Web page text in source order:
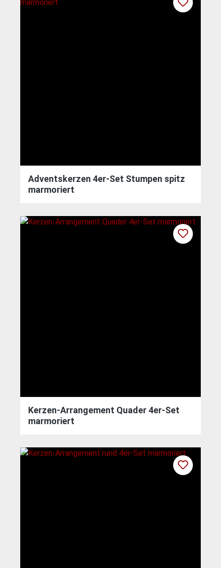
Adventskerzen 4er-Set Stumpen spitz
marmoriert
Kerzen-Arrangement Quader 4er-Set
marmoriert